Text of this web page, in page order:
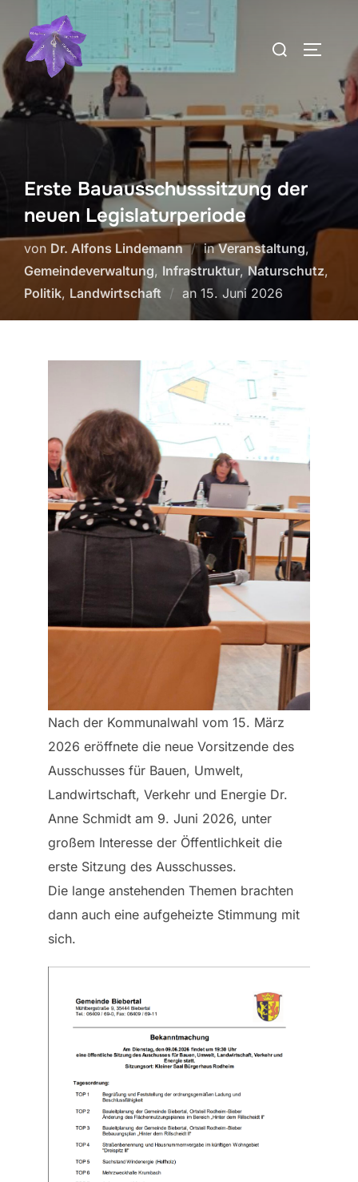
Inhalt
springen
Suchen
Erste Bauausschusssitzung der
neuen Legislaturperiode
von Dr. Alfons Lindemann inVeranstaltung,
Gemeindeverwaltung, Infrastruktur,Naturschutz,
Politik, Landwirtschaft an Veröffentlicht
15. Juni 2026
Nach der Kommunalwahl vom 15. März
2026 eröffnete die neue Vorsitzende des
Ausschusses für Bauen, Umwelt,
Landwirtschaft, Verkehr und Energie Dr.
Anne Schmidt am 9. Juni 2026, unter
großem Interesse der Öffentlichkeit die
erste Sitzung des Ausschusses.
Die lange anstehenden Themen brachten
dann auch eine aufgeheizte Stimmung mit
sich.